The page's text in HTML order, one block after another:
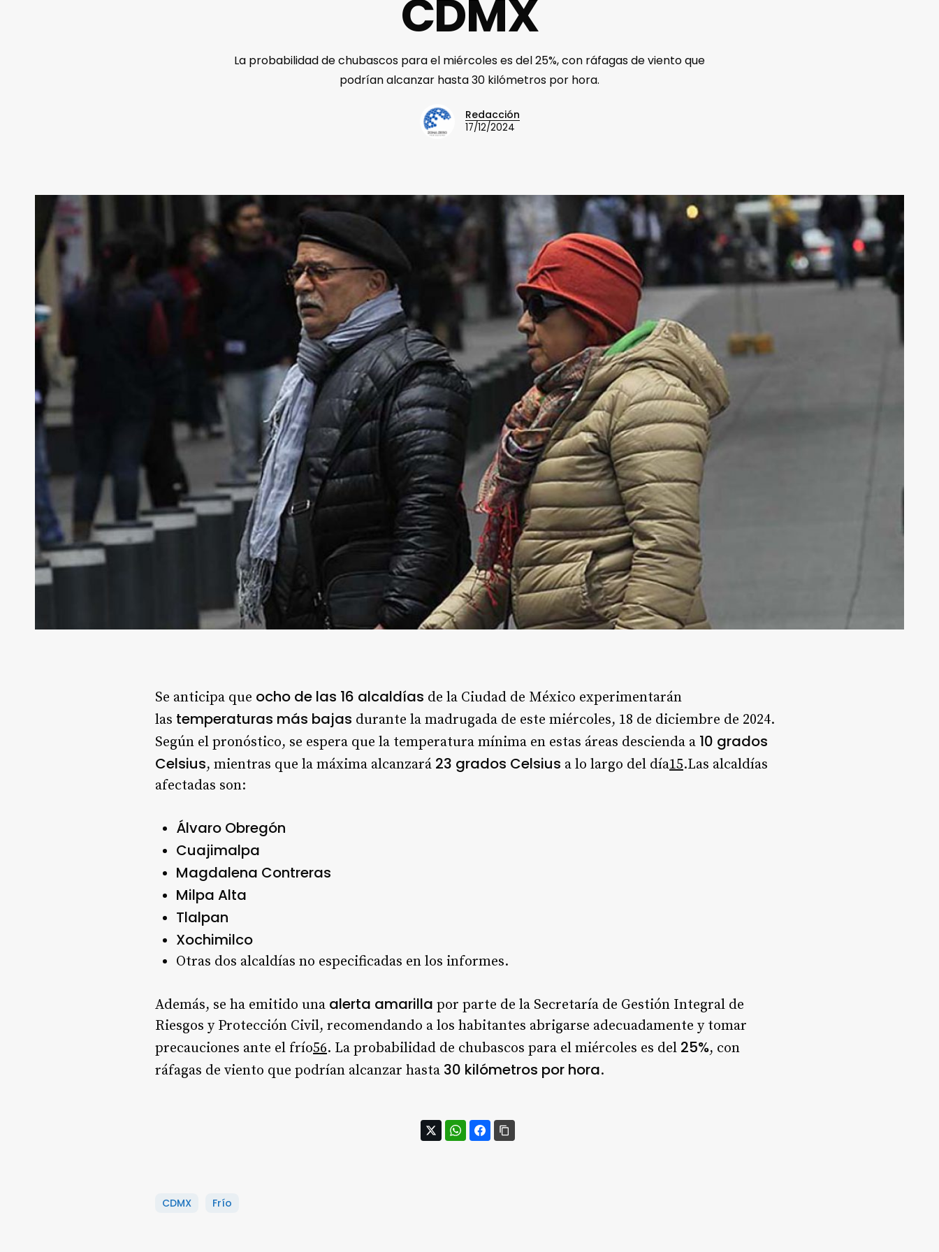
CDMX
La probabilidad de chubascos para el miércoles es del 25%, con ráfagas de viento que
podrían alcanzar hasta 30 kilómetros por hora.
Redacción
17/12/2024
Se anticipa que ocho de las 16 alcaldías de la Ciudad de México experimentarán
las temperaturas más bajas durante la madrugada de este miércoles, 18 de diciembre de 2024.
Según el pronóstico, se espera que la temperatura mínima en estas áreas descienda a 10 grados
Celsius, mientras que la máxima alcanzará 23 grados Celsius a lo largo del día15.Las alcaldías
afectadas son:
Álvaro Obregón
Cuajimalpa
Magdalena Contreras
Milpa Alta
Tlalpan
Xochimilco
Otras dos alcaldías no especificadas en los informes.
Además, se ha emitido una alerta amarilla por parte de la Secretaría de Gestión Integral de
Riesgos y Protección Civil, recomendando a los habitantes abrigarse adecuadamente y tomar
precauciones ante el frío56. La probabilidad de chubascos para el miércoles es del 25%, con
ráfagas de viento que podrían alcanzar hasta 30 kilómetros por hora.
CDMX Frío